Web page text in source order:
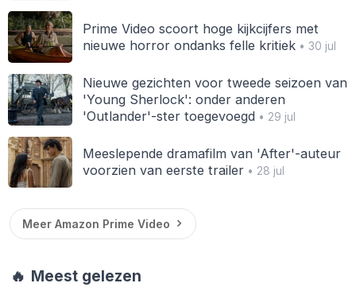
Prime Video scoort hoge kijkcijfers met
nieuwe horror ondanks felle kritiek• 30 jul
Nieuwe gezichten voor tweede seizoen van
'Young Sherlock': onder anderen
'Outlander'-ster toegevoegd • 29 jul
Meeslepende dramafilm van 'After'-auteur
voorzien van eerste trailer• 28 jul
Meer Amazon Prime Video
🔥 Meest gelezen